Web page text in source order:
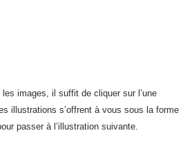
images, il suffit de cliquer sur l’une
illustrations s’offrent à vous sous la forme
passer à l’illustration suivante.